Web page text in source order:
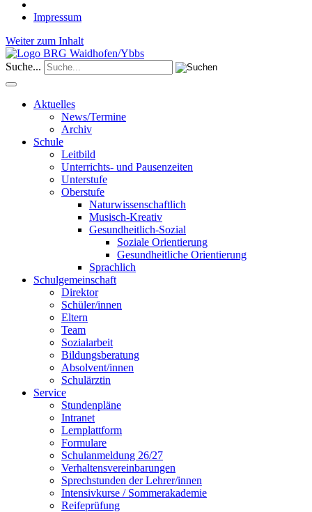
Impressum
Weiter zum Inhalt
Suche...
Aktuelles
News/Termine
Archiv
Schule
Leitbild
Unterrichts- und Pausenzeiten
Unterstufe
Oberstufe
Naturwissenschaftlich
Musisch-Kreativ
Gesundheitlich-Sozial
Soziale Orientierung
Gesundheitliche Orientierung
Sprachlich
Schulgemeinschaft
Direktor
Schüler/innen
Eltern
Team
Sozialarbeit
Bildungsberatung
Absolvent/innen
Schulärztin
Service
Stundenpläne
Intranet
Lernplattform
Formulare
Schulanmeldung 26/27
Verhaltensvereinbarungen
Sprechstunden der Lehrer/innen
Intensivkurse / Sommerakademie
Reifeprüfung